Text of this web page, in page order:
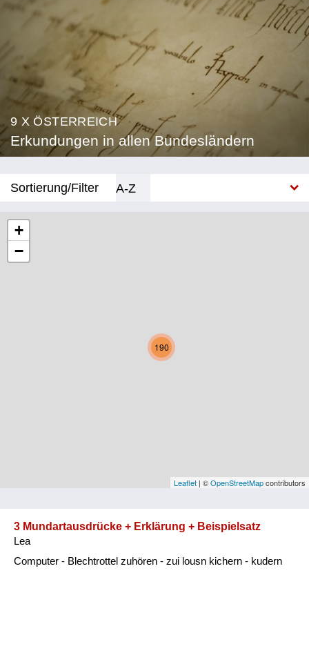
9 X ÖSTERREICH
Erkundungen in allen Bundesländern
Sortierung/Filter
A-Z
Niederösterreich
Oberösterreich
Vorarlberg
190
+
−
Leaflet | ©OpenStreetMapcontributors
3 Mundartausdrücke + Erklärung + Beispielsatz
Lea
Computer - Blechtrottel zuhören - zui lousn kichern - kudern